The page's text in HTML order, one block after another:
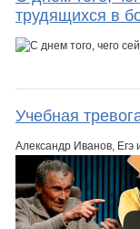
трудящихся в
Учебная
Александр Иванов, Егэ